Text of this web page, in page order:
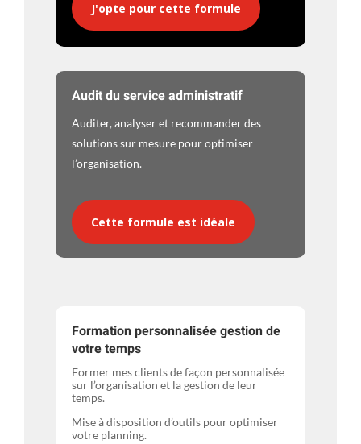
J'opte pour cette formule
Audit du service administratif
Auditer, analyser et recommander des
solutions sur mesure pour optimiser
l’organisation.
Cette formule est idéale
Formation personnalisée gestion de
votre temps
Former mes clients de façon personnalisée
sur l’organisation et la gestion de leur
temps.
Mise à disposition d’outils pour optimiser
votre planning.